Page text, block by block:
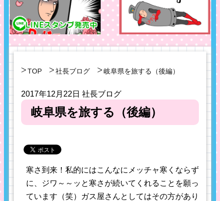
TOP 社長ブログ 岐阜県を旅する（後編）
2017年12月22日 社長ブログ
岐阜県を旅する（後編）
寒さ到来！私的にはこんなにメッチャ寒くならず
に、ジワ～～ッと寒さが続いてくれることを願っ
ています（笑）ガス屋さんとしてはその方があり